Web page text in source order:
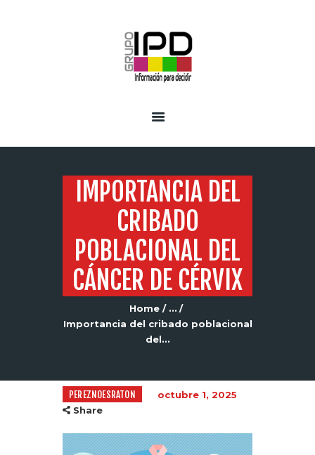
IMPORTANCIA DEL
CRIBADO
POBLACIONAL DEL
CÁNCER DE CÉRVIX
Home
...
Importancia del cribado poblacional
del...
PEREZNOESRATON
octubre 1, 2025
Share